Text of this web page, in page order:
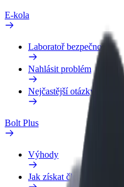
E-kola
Laboratoř bezpečnosti
Nahlásit problém
Nejčastější otázky
Bolt Plus
Výhody
Jak získat členství